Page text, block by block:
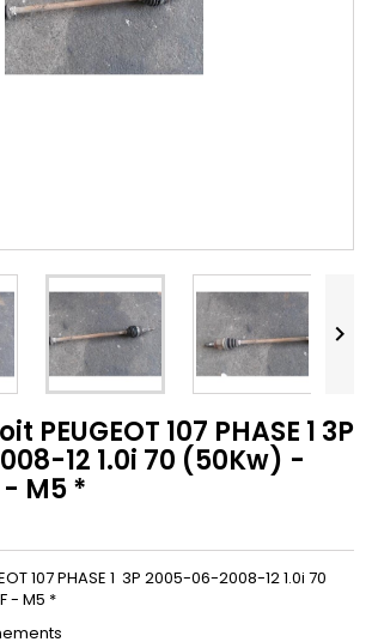

107 PHASE 1 3P
12 1.0i 70 (50Kw) -
- M5 *
107 PHASE 1 3P 2005-06-2008-12 1.0i 70
- M5 *